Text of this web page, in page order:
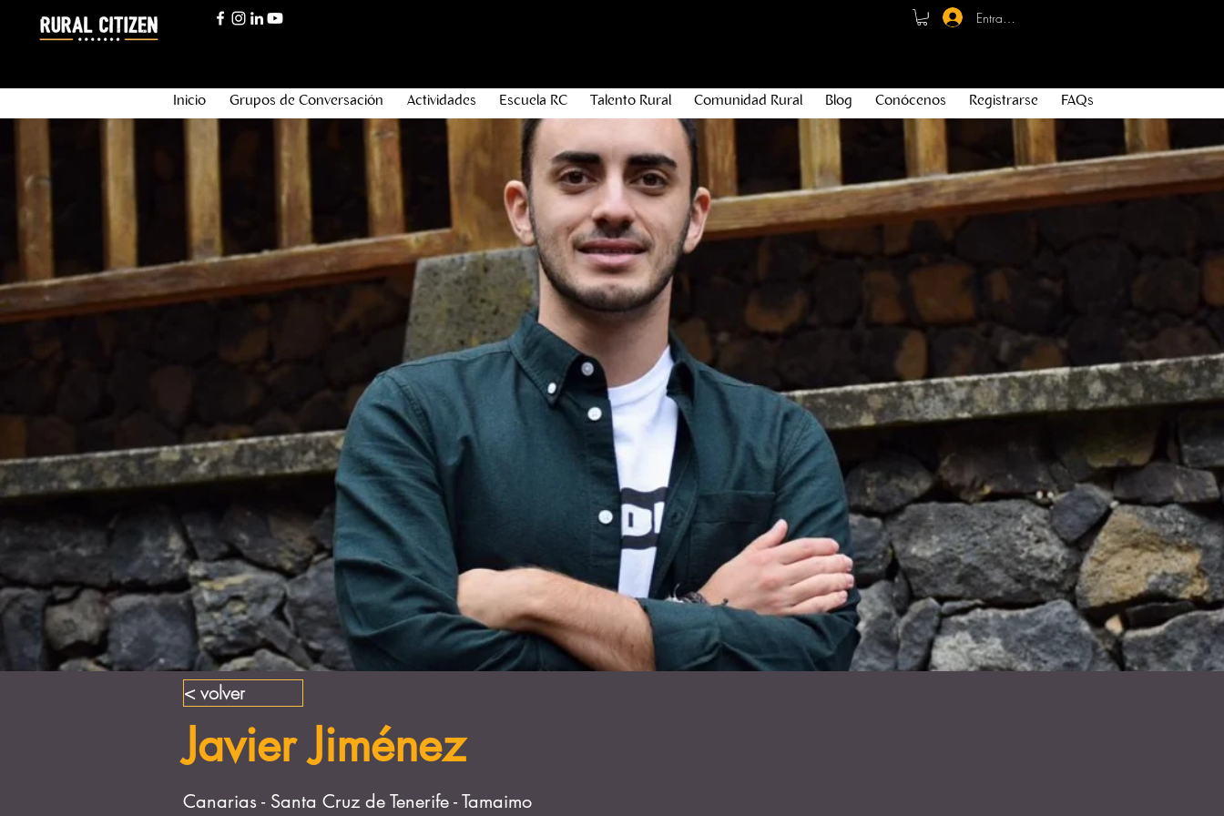
Entrar - Registro
Inicio Grupos de Conversación Actividades Escuela RC Talento Rural Comunidad Rural Blog Conócenos Registrarse FAQs
Javier Jiménez
Canarias - Santa Cruz de Tenerife - Tamaimo
< volver